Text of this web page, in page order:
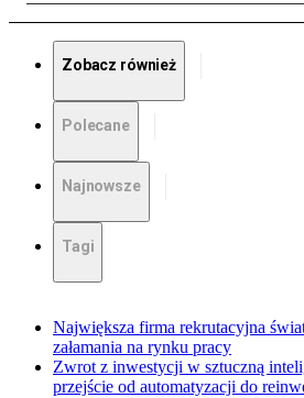
Zobacz również
Polecane
Najnowsze
Tagi
Największa firma rekrutacyjna
załamania na rynku pracy
Zwrot z inwestycji w sztuczną
przejście od automatyzacji do